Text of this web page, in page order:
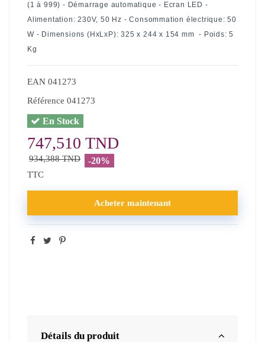
(1 à 999) - Démarrage automatique - Ecran LED -
Alimentation: 230V, 50 Hz - Consommation électrique: 50
W - Dimensions (HxLxP):325 x 244 x 154 mm - Poids: 5
Kg
EAN 041273
Référence 041273
En Stock
747,510 TND
934,388 TND -20%
TTC
Acheter maintenant
Détails du produit